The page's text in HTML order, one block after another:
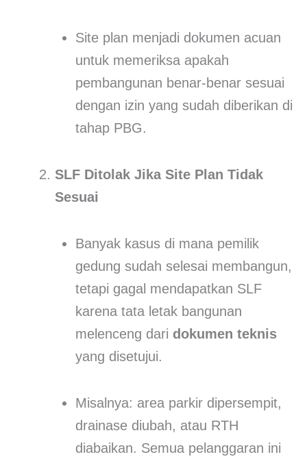
Site plan menjadi dokumen acuan
untuk memeriksa apakah
pembangunan benar-benar sesuai
dengan izin yang sudah diberikan di
tahap PBG.
SLF Ditolak Jika Site Plan Tidak
Sesuai
Banyak kasus di mana pemilik
gedung sudah selesai membangun,
tetapi gagal mendapatkan SLF
karena tata letak bangunan
melenceng dari dokumen teknis
yang disetujui.
Misalnya: area parkir dipersempit,
drainase diubah, atau RTH
diabaikan. Semua pelanggaran ini